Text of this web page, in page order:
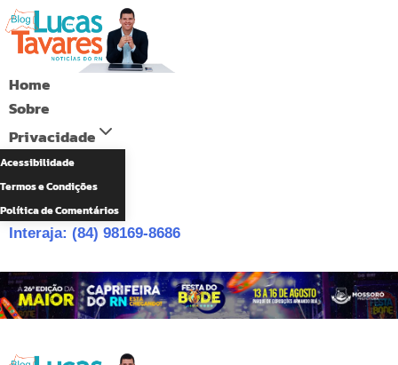
Pular
para
Conteúdo
Home
Sobre
Privacidade
Acessibilidade
Termos e Condições
Política de Comentários
Interaja: (84) 98169-8686